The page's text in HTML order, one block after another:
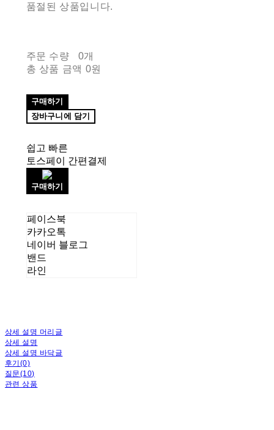
품절된 상품입니다.
주문 수량
0개
총 상품 금액 0원
구매하기
장바구니에 담기
쉽고 빠른
토스페이 간편결제
구매하기
페이스북
카카오톡
네이버 블로그
밴드
라인
상세 설명 머리글
상세 설명
상세 설명 바닥글
후기(0)
질문(10)
관련 상품